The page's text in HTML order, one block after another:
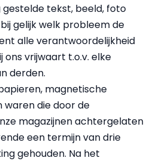
tekst, beeld, foto
gelijk welk probleem de
alle verantwoordelijkheid
ons vrijwaart t.o.v. elke
derden.
magnetische
waren die door de
magazijnen achtergelaten
een termijn van drie
gehouden. Na het